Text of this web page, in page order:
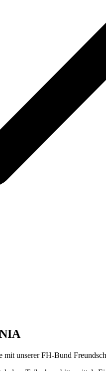
unserer FH-Bund